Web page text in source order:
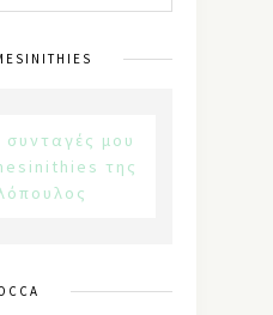
συνταγές μου
της